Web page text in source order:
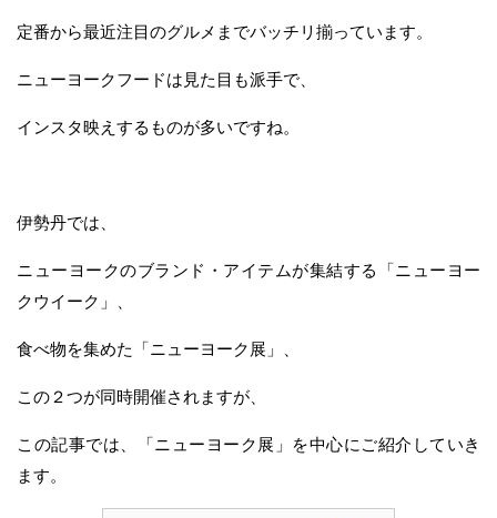
定番から最近注目のグルメまでバッチリ揃っています。
ニューヨークフードは見た目も派手で、
インスタ映えするものが多いですね。
伊勢丹では、
ニューヨークのブランド・アイテムが集結する「ニューヨー
クウイーク」、
食べ物を集めた「ニューヨーク展」、
この２つが同時開催されますが、
この記事では、「ニューヨーク展」を中心にご紹介していき
ます。